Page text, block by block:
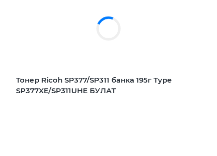
Тонер Ricoh SP377/SP311 банка 195г Type
SP377XE/SP311UHE БУЛАТ